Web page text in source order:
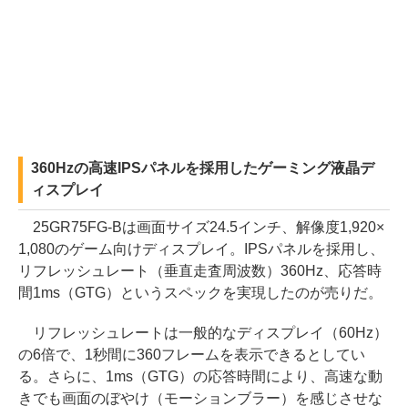
360Hzの高速IPSパネルを採用したゲーミング液晶デ
ィスプレイ
25GR75FG-Bは画面サイズ24.5インチ、解像度1,920×
1,080のゲーム向けディスプレイ。IPSパネルを採用し、
リフレッシュレート（垂直走査周波数）360Hz、応答時
間1ms（GTG）というスペックを実現したのが売りだ。
リフレッシュレートは一般的なディスプレイ（60Hz）
の6倍で、1秒間に360フレームを表示できるとしてい
る。さらに、1ms（GTG）の応答時間により、高速な動
きでも画面のぼやけ（モーションブラー）を感じさせな